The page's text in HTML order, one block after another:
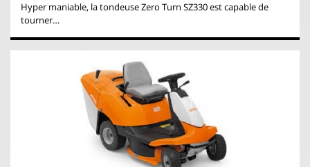
Hyper maniable, la tondeuse Zero Turn SZ330 est capable de
tourner…